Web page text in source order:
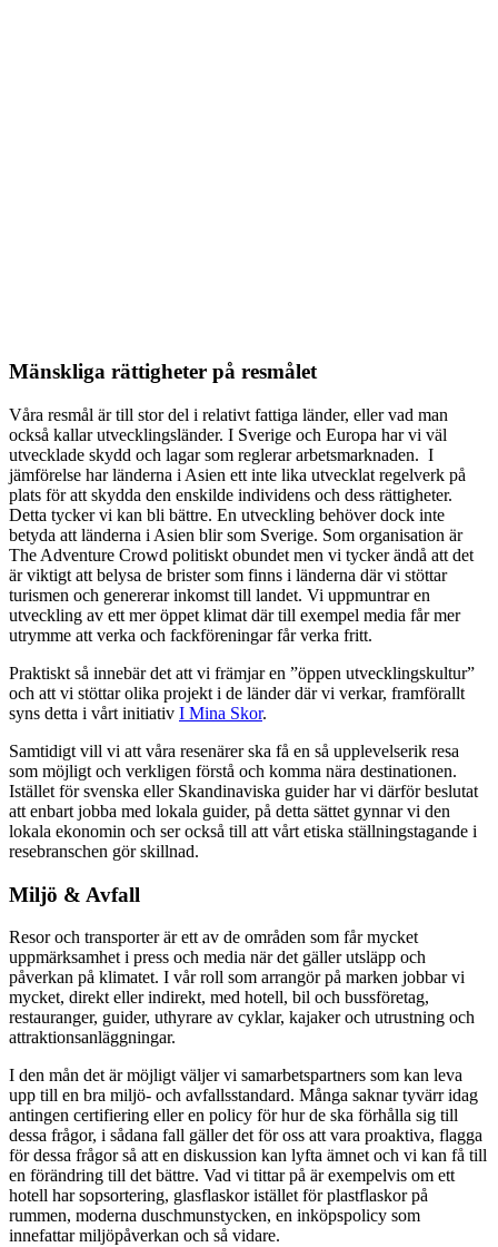
Mänskliga rättigheter på resmålet
Våra resmål är till stor del i relativt fattiga länder, eller vad man
också kallar utvecklingsländer. I Sverige och Europa har vi väl
utvecklade skydd och lagar som reglerar arbetsmarknaden. I
jämförelse har länderna i Asien ett inte lika utvecklat regelverk på
plats för att skydda den enskilde individens och dess rättigheter.
Detta tycker vi kan bli bättre. En utveckling behöver dock inte
betyda att länderna i Asien blir som Sverige. Som organisation är
The Adventure Crowd politiskt obundet men vi tycker ändå att det
är viktigt att belysa de brister som finns i länderna där vi stöttar
turismen och genererar inkomst till landet. Vi uppmuntrar en
utveckling av ett mer öppet klimat där till exempel media får mer
utrymme att verka och fackföreningar får verka fritt.
Praktiskt så innebär det att vi främjar en ”öppen utvecklingskultur”
och att vi stöttar olika projekt i de länder där vi verkar, framförallt
syns detta i vårt initiativ I Mina Skor.
Samtidigt vill vi att våra resenärer ska få en så upplevelserik resa
som möjligt och verkligen förstå och komma nära destinationen.
Istället för svenska eller Skandinaviska guider har vi därför beslutat
att enbart jobba med lokala guider, på detta sättet gynnar vi den
lokala ekonomin och ser också till att vårt etiska ställningstagande i
resebranschen gör skillnad.
Miljö & Avfall
Resor och transporter är ett av de områden som får mycket
uppmärksamhet i press och media när det gäller utsläpp och
påverkan på klimatet. I vår roll som arrangör på marken jobbar vi
mycket, direkt eller indirekt, med hotell, bil och bussföretag,
restauranger, guider, uthyrare av cyklar, kajaker och utrustning och
attraktionsanläggningar.
I den mån det är möjligt väljer vi samarbetspartners som kan leva
upp till en bra miljö- och avfallsstandard. Många saknar tyvärr idag
antingen certifiering eller en policy för hur de ska förhålla sig till
dessa frågor, i sådana fall gäller det för oss att vara proaktiva, flagga
för dessa frågor så att en diskussion kan lyfta ämnet och vi kan få till
en förändring till det bättre. Vad vi tittar på är exempelvis om ett
hotell har sopsortering, glasflaskor istället för plastflaskor på
rummen, moderna duschmunstycken, en inköpspolicy som
innefattar miljöpåverkan och så vidare.